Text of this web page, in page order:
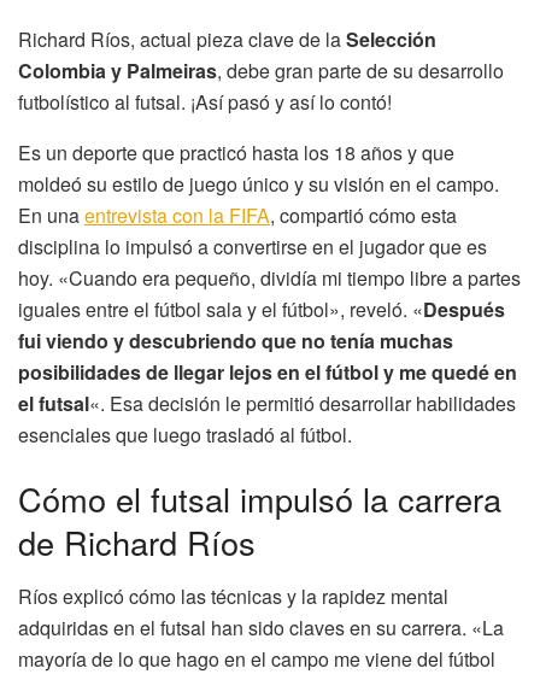
Richard Ríos, actual pieza clave de laSelección
Colombia y Palmeiras, debe gran parte de su desarrollo
futbolístico al futsal. ¡Así pasó y así lo contó!
Es un deporte que practicó hasta los 18 años y que
moldeó su estilo de juego único y su visión en el campo.
En unaentrevista con la FIFA, compartió cómo esta
disciplina lo impulsó a convertirse en el jugador que es
hoy. «Cuando era pequeño, dividía mi tiempo libre a partes
iguales entre el fútbol sala y el fútbol», reveló. «Después
fui viendo y descubriendo que no tenía muchas
posibilidades de llegar lejos en el fútbol y me quedé en
el futsal«. Esa decisión le permitió desarrollar habilidades
esenciales que luego trasladó al fútbol.
Cómo el futsal impulsó la carrera
de Richard Ríos
Ríos explicó cómo las técnicas y la rapidez mental
adquiridas en el futsal han sido claves en su carrera. «La
mayoría de lo que hago en el campo me viene del fútbol